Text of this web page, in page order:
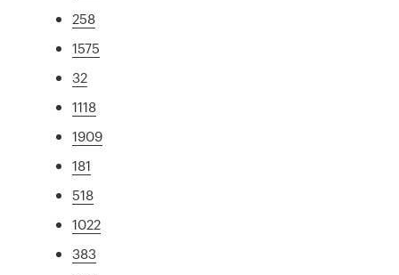
258
1575
32
1118
1909
181
518
1022
383